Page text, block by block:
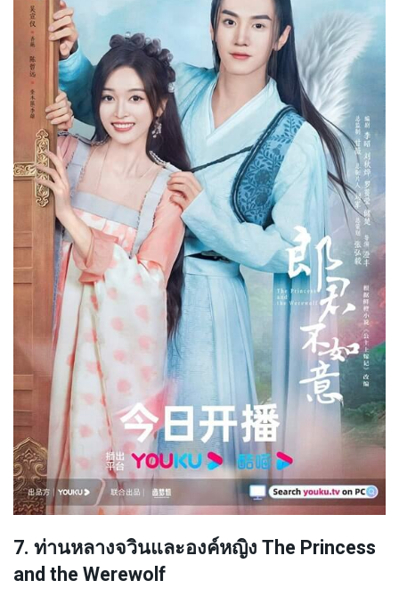
7. ท่านหลางจวินและองค์หญิง The Princess
and the Werewolf